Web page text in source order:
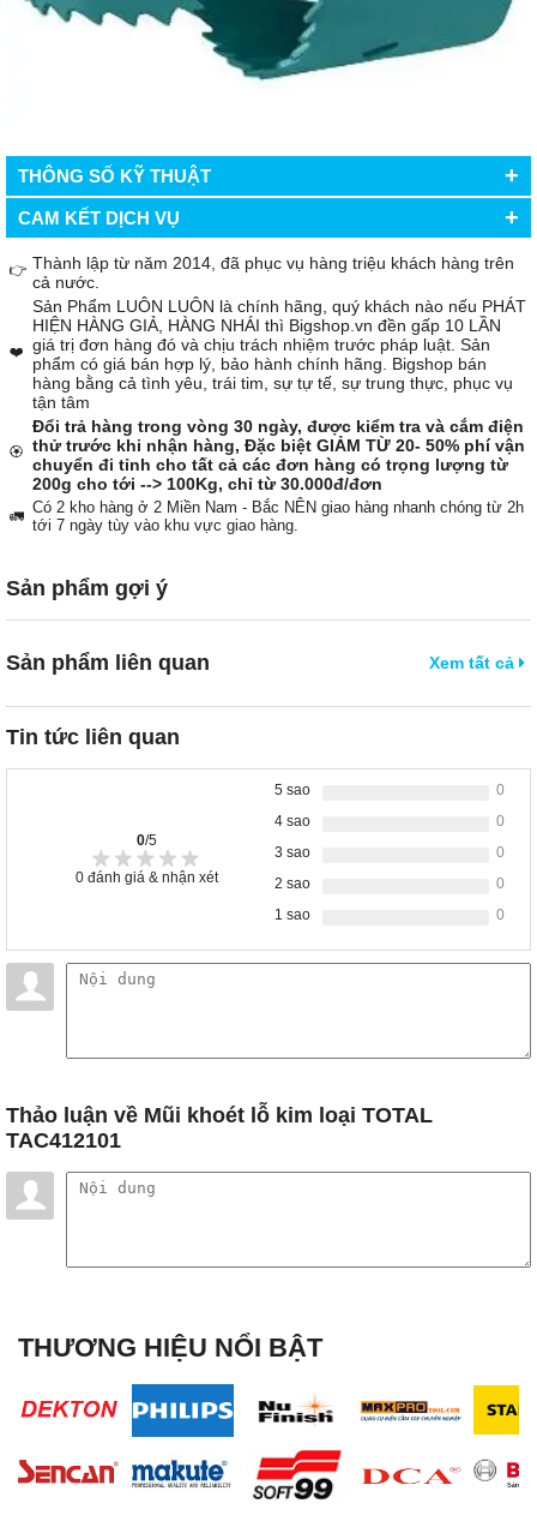
THÔNG SỐ KỸ THUẬT +
CAM KẾT DỊCH VỤ +
👉 Thành lập từ năm 2014, đã phục vụ hàng triệu khách hàng trên
cả nước.
❤️
Sản Phẩm LUÔN LUÔN là chính hãng, quý khách nào nếu PHÁT
HIỆN HÀNG GIẢ, HÀNG NHÁI thì Bigshop.vn đền gấp 10 LẦN
giá trị đơn hàng đó và chịu trách nhiệm trước pháp luật. Sản
phẩm có giá bán hợp lý, bảo hành chính hãng. Bigshop bán
hàng bằng cả tình yêu, trái tim, sự tự tế, sự trung thực, phục vụ
tận tâm
🏵️
Đổi trả hàng trong vòng 30 ngày, được kiểm tra và cắm điện
thử trước khi nhận hàng, Đặc biệt GIẢM TỪ 20- 50% phí vận
chuyển đi tỉnh cho tất cả các đơn hàng có trọng lượng từ
200g cho tới --> 100Kg, chỉ từ 30.000đ/đơn
🚛 Có 2 kho hàng ở 2 Miền Nam - Bắc NÊN giao hàng nhanh chóng từ 2h
tới 7 ngày tùy vào khu vực giao hàng.
Sản phẩm gợi ý
Sản phẩm liên quan Xem tất cả
Tin tức liên quan
0/5
0 đánh giá & nhận xét
5 sao
0
4 sao
0
3 sao
0
2 sao
0
1 sao
0
Thảo luận về Mũi khoét lỗ kim loại TOTAL
TAC412101
THƯƠNG HIỆU NỔI BẬT